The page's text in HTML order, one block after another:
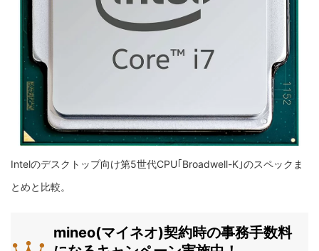
Intelのデスクトップ向け第5世代CPU｢Broadwell-K｣のスペックま
とめと比較。
mineo(マイネオ)契約時の事務手数料